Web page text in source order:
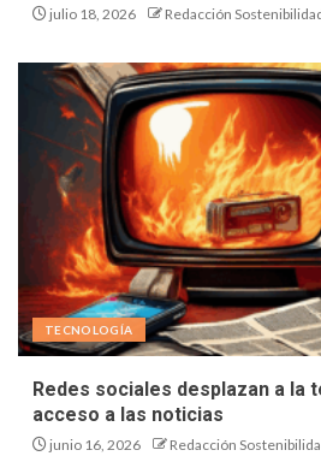
julio 18, 2026 Redacción
TECNOLOGÍA
Redes sociales desplazan a la
acceso a las noticias
junio 16, 2026 Redacción